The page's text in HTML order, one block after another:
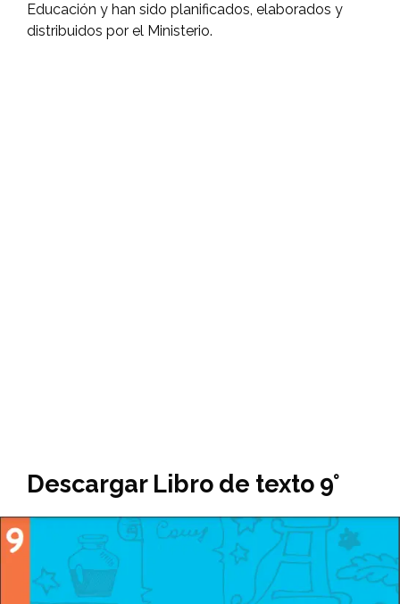
Educación y han sido planificados, elaborados y
distribuidos por el Ministerio.
Descargar Libro de texto 9°